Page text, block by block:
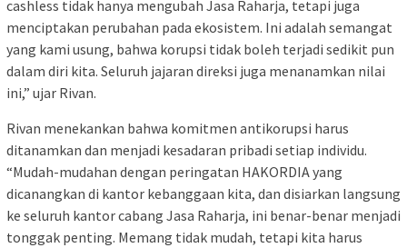
cashless tidak hanya mengubah Jasa Raharja, tetapi juga
menciptakan perubahan pada ekosistem. Ini adalah semangat
yang kami usung, bahwa korupsi tidak boleh terjadi sedikit pun
dalam diri kita. Seluruh jajaran direksi juga menanamkan nilai
ini,” ujar Rivan.
Rivan menekankan bahwa komitmen antikorupsi harus
ditanamkan dan menjadi kesadaran pribadi setiap individu.
“Mudah-mudahan dengan peringatan HAKORDIA yang
dicanangkan di kantor kebanggaan kita, dan disiarkan langsung
ke seluruh kantor cabang Jasa Raharja, ini benar-benar menjadi
tonggak penting. Memang tidak mudah, tetapi kita harus